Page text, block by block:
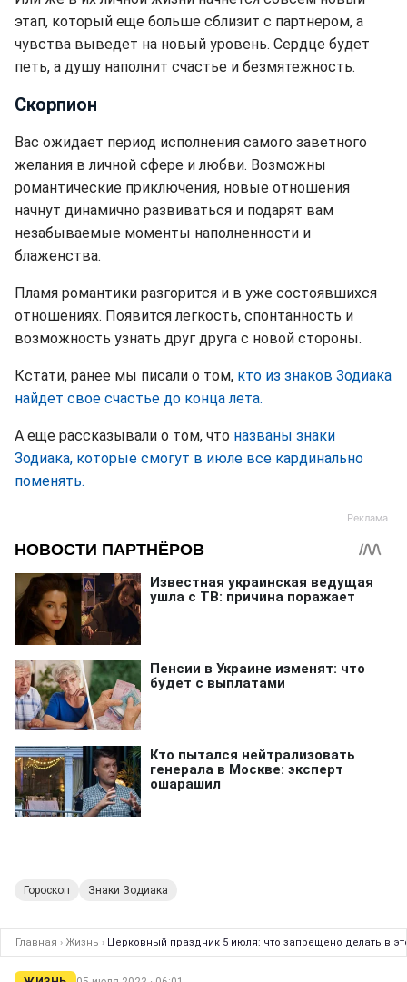
этап, который еще больше сблизит с партнером, а
чувства выведет на новый уровень. Сердце будет
петь, а душу наполнит счастье и безмятежность.
Скорпион
Вас ожидает период исполнения самого заветного
желания в личной сфере и любви. Возможны
романтические приключения, новые отношения
начнут динамично развиваться и подарят вам
незабываемые моменты наполненности и
блаженства.
Пламя романтики разгорится и в уже состоявшихся
отношениях. Появится легкость, спонтанность и
возможность узнать друг друга с новой стороны.
Кстати, ранее мы писали о том, кто из знаков Зодиака
найдет свое счастье до конца лета.
А еще рассказывали о том, что названы знаки
Зодиака, которые смогут в июле все кардинально
поменять.
Гороскоп Знаки Зодиака
Главная › Жизнь › Церковный праздник 5 июля: что запрещено делать в